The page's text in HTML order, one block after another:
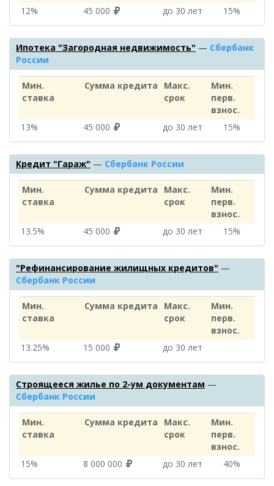
12%
45 000 до 30 лет 15%
Ипотека "Загородная недвижимость" — Сбербанк
России
Мин.
ставка
Сумма кредита
Макс.
срок
Мин.
перв.
взнос.
13%
45 000 до 30 лет 15%
Кредит "Гараж" — Сбербанк России
Мин.
ставка
Сумма кредита
Макс.
срок
Мин.
перв.
взнос.
13.5%
45 000 до 30 лет 15%
"Рефинансирование жилищных кредитов" —
Сбербанк России
Мин.
ставка
Сумма кредита
Макс.
срок
Мин.
перв.
взнос.
13.25%
15 000 до 30 лет
Строящееся жилье по 2-ум документам —
Сбербанк России
Мин.
ставка
Сумма кредита
Макс.
срок
Мин.
перв.
взнос.
15%
8 000 000 до 30 лет 40%